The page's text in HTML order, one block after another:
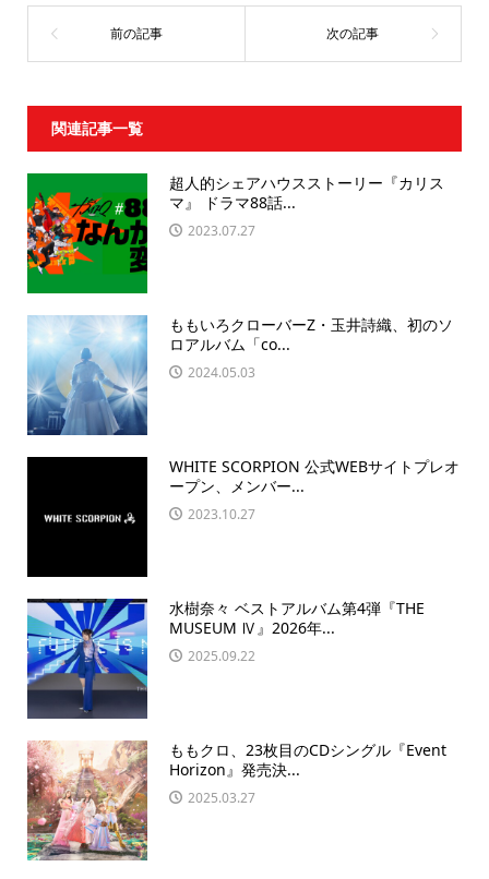
関連記事一覧
超人的シェアハウスストーリー『カリス
マ』 ドラマ88話...
2023.07.27
ももいろクローバーZ・玉井詩織、初のソ
ロアルバム「co...
2024.05.03
WHITE SCORPION 公式WEBサイトプレオ
ープン、メンバー...
2023.10.27
水樹奈々 ベストアルバム第4弾『THE
MUSEUM Ⅳ』2026年...
2025.09.22
ももクロ、23枚目のCDシングル『Event
Horizon』発売決...
2025.03.27